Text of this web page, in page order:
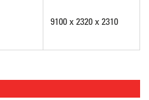
9100 x 2320 x 2310